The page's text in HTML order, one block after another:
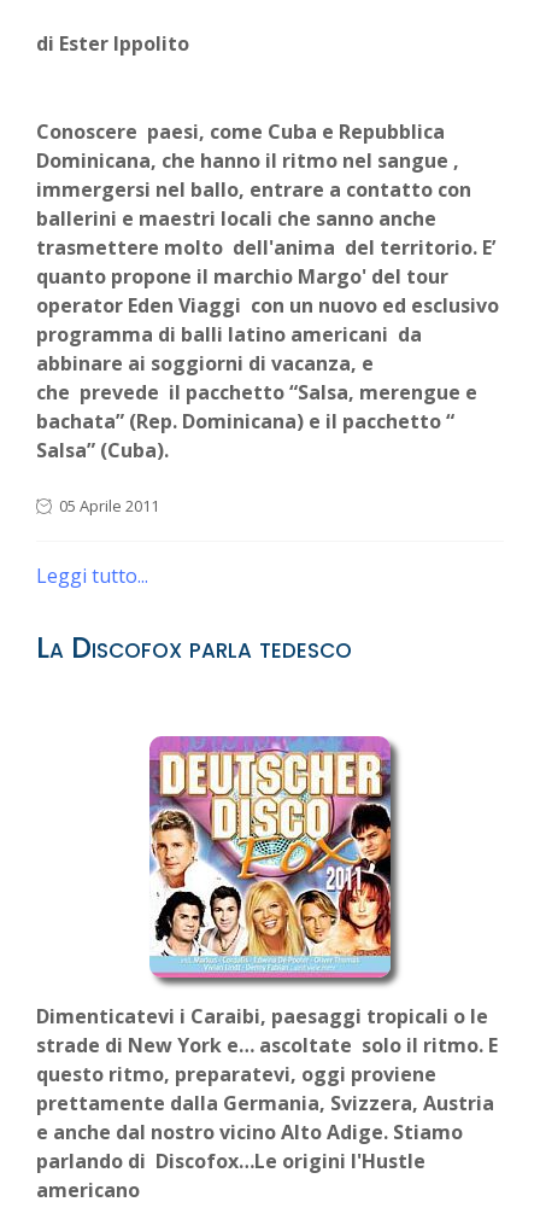
di Ester Ippolito
Conoscere paesi, come Cuba e Repubblica
Dominicana, che hanno il ritmo nel sangue ,
immergersi nel ballo, entrare a contatto con
ballerini e maestri locali che sanno anche
trasmettere molto dell'anima del territorio. E’
quanto propone il marchio Margo' del tour
operator Eden Viaggi con un nuovo ed esclusivo
programma di balli latino americani da
abbinare ai soggiorni di vacanza, e
che prevede il pacchetto “Salsa, merengue e
bachata” (Rep. Dominicana) e il pacchetto “
Salsa” (Cuba).
05 Aprile 2011
Leggi tutto...
La Discofox parla tedesco
Dimenticatevi i Caraibi, paesaggi tropicali o le
strade di New York e… ascoltate solo il ritmo. E
questo ritmo, preparatevi, oggi proviene
prettamente dalla Germania, Svizzera, Austria
e anche dal nostro vicino Alto Adige. Stiamo
parlando di Discofox…Le origini l'Hustle
americano